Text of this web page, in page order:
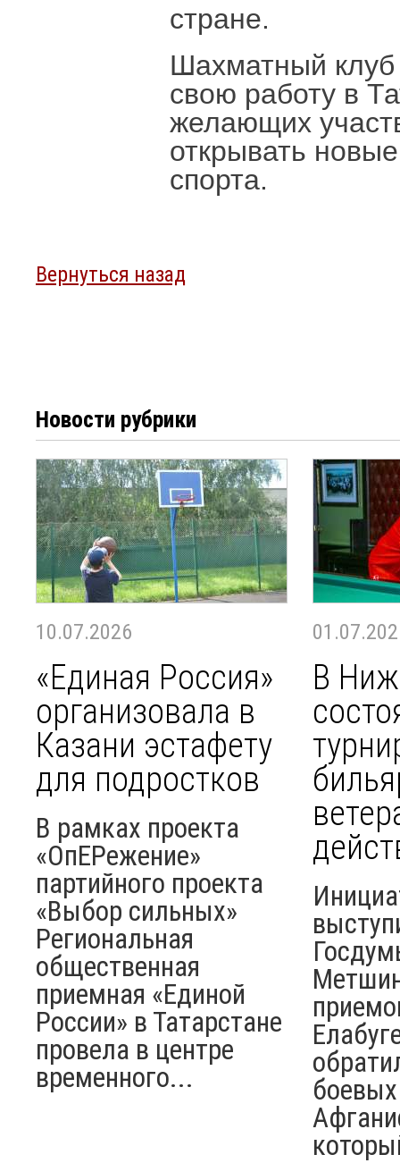
стране.
Шахматный клуб
свою работу в
желающих
открывать
спорта.
Вернуться назад
Новости рубрики
10.07.2026
«Единая Россия»
организовала в
Казани эстафету
для подростков
В рамках проекта
«ОпЕРежение»
партийного проекта
«Выбор сильных»
Региональная
общественная
приемная «Единой
России» в Татарстане
провела в центре
временного...
В